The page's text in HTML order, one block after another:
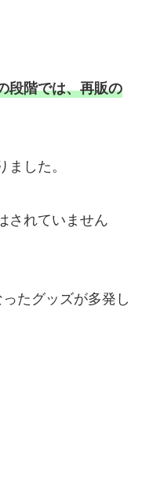
段階では、再販の
ました。
されていません
たグッズが多発し